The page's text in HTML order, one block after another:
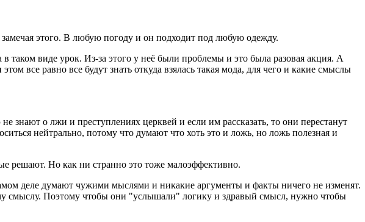
этого. В любую погоду и он подходит под любую одежду.
виде урок. Из-за этого у неё были проблемы и это была разовая акция. А
все равно все будут знать откуда взялась такая мода, для чего и какие смыслы
знают о лжи и преступлениях церквей и если им рассказать, то они перестанут
нейтрально, потому что думают что хоть это и ложь, но ложь полезная и
решают. Но как ни странно это тоже малоэффективно.
деле думают чужими мыслями и никакие аргументы и факты ничего не изменят.
смыслу. Поэтому чтобы они "услышали" логику и здравый смысл, нужно чтобы